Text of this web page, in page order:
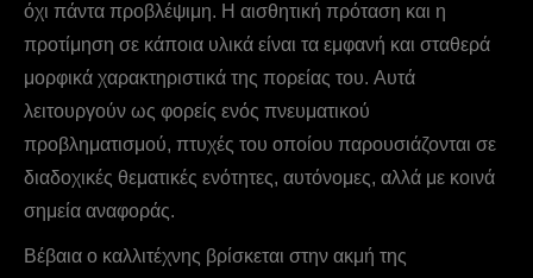
όχι πάντα προβλέψιμη. Η αισθητική πρόταση και η
προτίμηση σε κάποια υλικά είναι τα εμφανή και σταθερά
μορφικά χαρακτηριστικά της πορείας του. Aυτά
λειτουργούν ως φορείς ενός πνευματικού
προβληματισμού, πτυχές του οποίου παρουσιάζονται σε
διαδοχικές θεματικές ενότητες, αυτόνομες, αλλά με κοινά
σημεία αναφοράς.
Bέβαια ο καλλιτέχνης βρίσκεται στην ακμή της